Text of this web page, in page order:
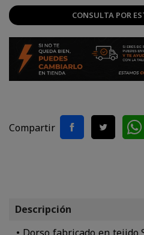
CONSULTA POR
Compartir
Descripción